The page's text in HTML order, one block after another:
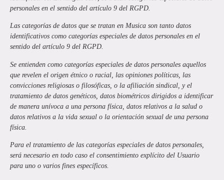
personales en el sentido del artículo 9 del RGPD.
Las categorías de datos que se tratan en Musica son tanto datos
identificativos como categorías especiales de datos personales en el
sentido del artículo 9 del RGPD.
Se entienden como categorías especiales de datos personales aquellos
que revelen el origen étnico o racial, las opiniones políticas, las
convicciones religiosas o filosóficas, o la afiliación sindical, y el
tratamiento de datos genéticos, datos biométricos dirigidos a identificar
de manera unívoca a una persona física, datos relativos a la salud o
datos relativos a la vida sexual o la orientación sexual de una persona
física.
Para el tratamiento de las categorías especiales de datos personales,
será necesario en todo caso el consentimiento explícito del Usuario
para uno o varios fines específicos.